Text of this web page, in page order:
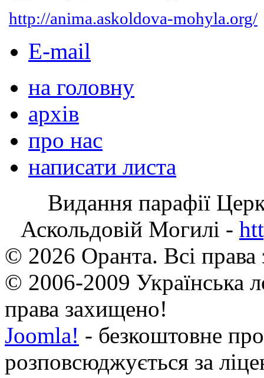
http://anima.askoldova-mohyla.org/
E-mail
на головну
архів
про нас
написати листа
Видання парафії
Аскольдовій Могилі -
© 2026 Оранта. Всі
© 2006-2009 Українська
права захищено!
Joomla! - безкоштовне
розповсюджується за